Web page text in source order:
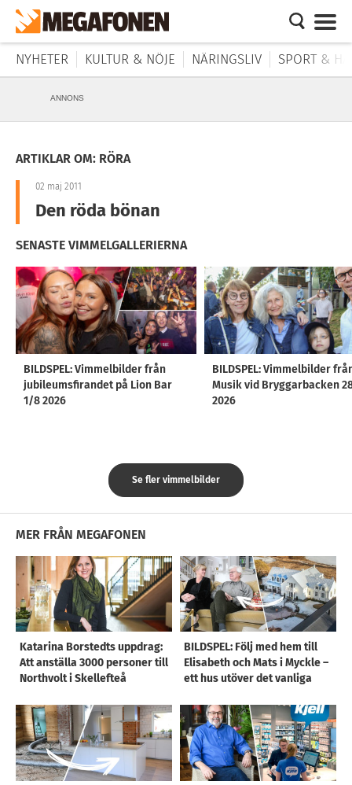
NYHETER KULTUR & NÖJE NÄRINGSLIV SPORT &
ANNONS
ARTIKLAR OM: RÖRA
02 maj 2011
Den röda bönan
SENASTE VIMMELGALLERIERNA
BILDSPEL: Vimmelbilder från
jubileumsfirandet på Lion Bar
1/8 2026
BILDSPEL: Vimmelbilder
Musik vid Bryggarbacken
2026
Se fler vimmelbilder
MER FRÅN MEGAFONEN
Katarina Borstedts uppdrag:
Att anställa 3000 personer till
Northvolt i Skellefteå
BILDSPEL: Följ med hem till
Elisabeth och Mats i Myckle –
ett hus utöver det vanliga